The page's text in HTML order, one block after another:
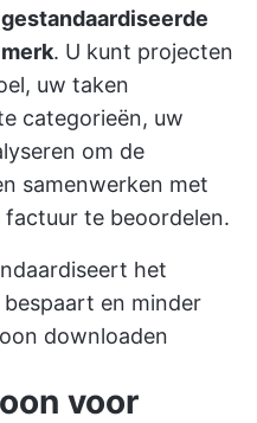
. U kunt projecten
uw taken
categorieën, uw
om de
samenwerken met
te beoordelen.
het
en minder
downloaden
voor